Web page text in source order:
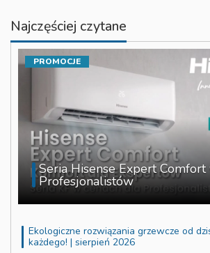
Najczęściej czytane
Seria Hisense Expert
Profesjonalistów
PROMOCJE
Ekologiczne rozwiązania grzewcze od
każdego! | sierpień 2026